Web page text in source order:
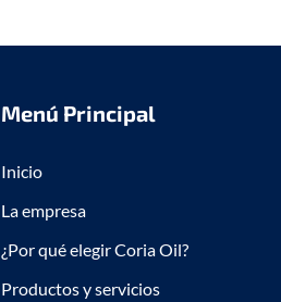
Menú Principal
Inicio
La empresa
¿Por qué elegir Coria Oil?
Productos y servicios